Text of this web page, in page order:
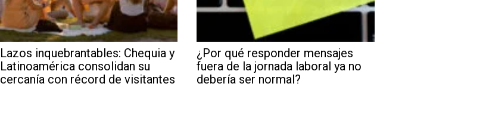
Lazos inquebrantables: Chequia y
Latinoamérica consolidan su
cercanía con récord de visitantes
¿Por qué responder mensajes
fuera de la jornada laboral ya no
debería ser normal?